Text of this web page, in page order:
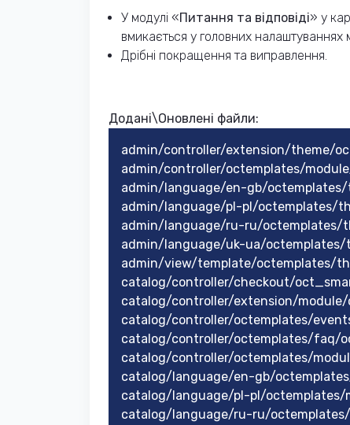
У модулі «Питання та відповіді» у
вмикається у головних
Дрібні покращення та виправлення.
Додані\Оновлені файли:
admin/controller/extension/theme/
admin/controller/octemplates/
admin/language/en-gb/
admin/language/pl-pl/octemplates/
admin/language/ru-ru/octemplates/
admin/language/uk-ua/
admin/view/template/octemplates/
catalog/controller/checkout/
catalog/controller/extension/
catalog/controller/octemplates/
catalog/controller/octemplates/faq/
catalog/controller/octemplates/
catalog/language/en-gb/
catalog/language/pl-pl/
catalog/language/ru-ru/